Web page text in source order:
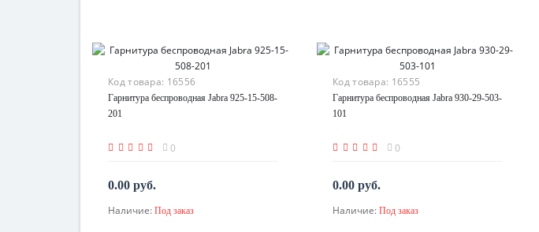
Код товара: 16556
Гарнитура беспроводная Jabra 925-15-508-
201
0
0.00 руб.
По запросу
Наличие: Под заказ
Код товара: 16555
Гарнитура беспроводная Jabra 930-29-503-
101
0
0.00 руб.
По запросу
Наличие: Под заказ